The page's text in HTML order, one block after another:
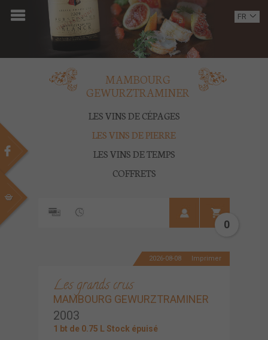
ACCUEIL
DOMAINE
VINS
MULTIMEDIA
CONTACT
FR
MAMBOURG
GEWURZTRAMINER
LES VINS DE CÉPAGES
LES VINS DE PIERRE
LES VINS DE TEMPS
COFFRETS
0
2026-08-08 Imprimer
Les grands crus
MAMBOURG GEWURZTRAMINER
2003
1 bt de 0.75 L Stock épuisé